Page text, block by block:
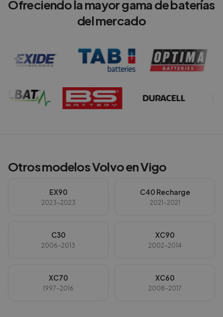
Ofreciendo la mayor gama de baterías
del mercado
Otros modelosVolvoenVigo
EX90
2023-2023
C40 Recharge
2021-2021
C30
2006-2013
XC90
2002-2014
XC70
1997-2016
XC60
2008-2017